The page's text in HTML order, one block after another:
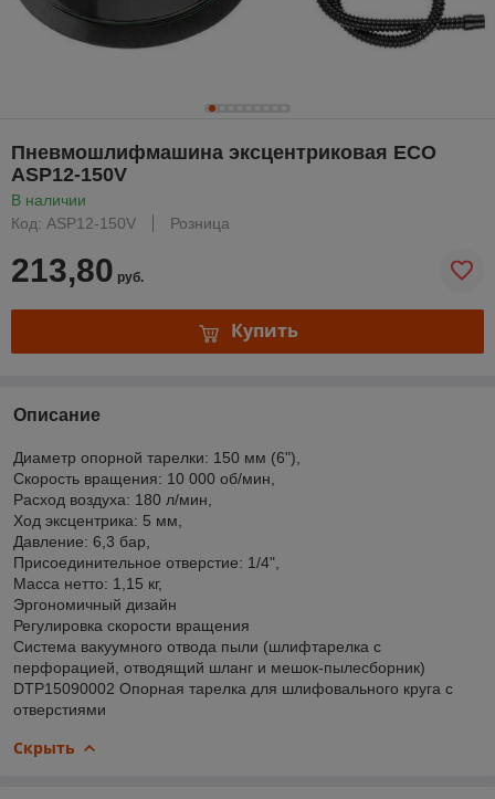
Пневмошлифмашина эксцентриковая ECO
ASP12-150V
В наличии
Код: ASP12-150V
Розница
213,80 руб.
Купить
Описание
Диаметр опорной тарелки: 150 мм (6"),
Скорость вращения: 10 000 об/мин,
Расxод воздуxа: 180 л/мин,
Ход эксцентрика: 5 мм,
Давление: 6,3 бар,
Присоединительное отверстие: 1/4",
Масса нетто: 1,15 кг,
Эргономичный дизайн
Регулировка скорости вращения
Система вакуумного отвода пыли (шлифтарелка с
перфорацией, отводящий шланг и мешок-пылесборник)
DTP15090002 Опорная тарелка для шлифовального круга с
отверстиями
Скрыть